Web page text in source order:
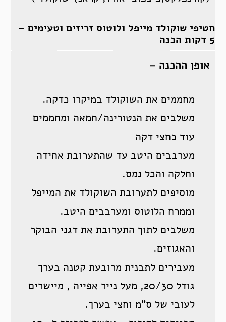
חטיפי שוקולד מייפל ולוטוס זריזים וטעימים –
5 דקות הכנה
אופן ההכנה –
מחממים את השוקולד במיקרו כדקה.
משלבים את הנטורינה/חמאה ומחממים
עוד כחצי דקה
מערבבים היטב עד שהתערובת אחידה
וחלקה והכל נמס.
מוסיפים לתערובת השוקולד את המייפל
וממרח הלוטוס ומערבבים היטב.
משלבים לתוך התערובת את דגני הבוקר
והאגוזים.
מעבירים לתבנית מרובעת קטנה בערך
גודל 20/30, מעל נייר אפייה , מיישרים
לעובי של ס”מ וחצי בערך.